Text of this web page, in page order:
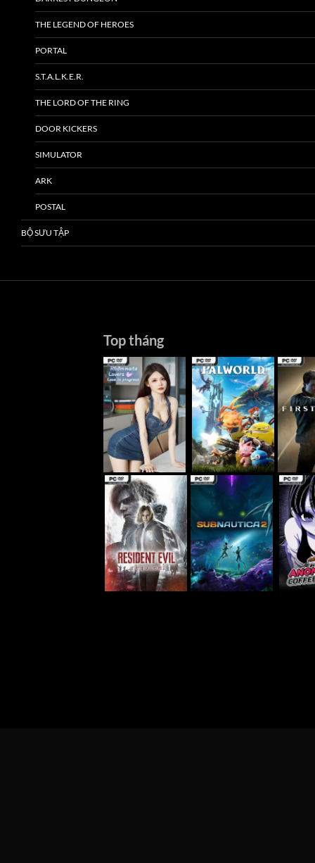
THE LEGEND OF HEROES
PORTAL
S.T.A.L.K.E.R.
THE LORD OF THE RING
DOOR KICKERS
SIMULATOR
ARK
POSTAL
BỘ SƯU TẬP
Top tháng